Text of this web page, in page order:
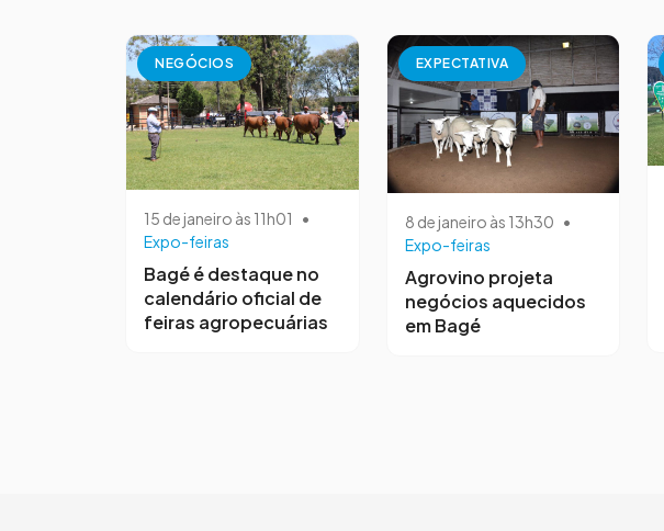
NEGÓCIOS
15 de janeiro às 11h01
•
Expo-feiras
Bagé é destaque no
calendário oficial de
feiras agropecuárias
EXPECTATIVA
8 de janeiro às 13h30 •
Expo-feiras
Agrovino projeta
negócios aquecidos
em Bagé